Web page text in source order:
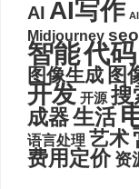
AI AI写作
Midjourney seo
智能代码
图像生成 图
开发 开源 搜
成器生活
语言处理 艺术
费用定价 资